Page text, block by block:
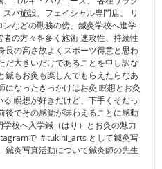
パ施設、フェイシャル専門店、 リ
ンなどの勤務の傍、鍼灸学校へ進学
者の方々を多く施術 速攻性、持続性
長の高さ故よくスポーツ得意と思わ
だ大きいだけであることを申し訳な
鍼もお灸も楽しんでもらえたらなあ​
になったきっかけはお灸 瞑想とお灸
瞑想が好きだけど、下手くそだっ
後でその感覚が味わえることに感動
校へ入学 ​鍼（はり）とお灸の魅力
で ＃tukihi_arts として鍼灸写
鍼灸写真活動について鍼灸師の先生